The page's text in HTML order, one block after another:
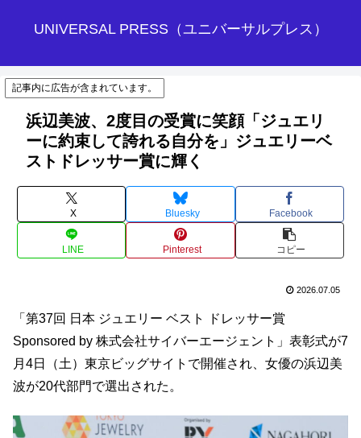
UNIVERSAL PRESS（ユニバーサルプレス）
記事内に広告が含まれています。
浜辺美波、2度目の受賞に笑顔「ジュエリ
ーに約束して誇れる自分を」ジュエリーベ
ストドレッサー賞に輝く
X Bluesky Facebook
LINE Pinterest コピー
2026.07.05
「第37回 日本 ジュエリー ベスト ドレッサー賞
Sponsored by 株式会社サイバーエージェント」表彰式が7
月4日（土）東京ビッグサイトで開催され、女優の浜辺美
波が20代部門で選出された。